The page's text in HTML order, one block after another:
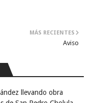
MÁS RECIENTES
Aviso
llevando obra